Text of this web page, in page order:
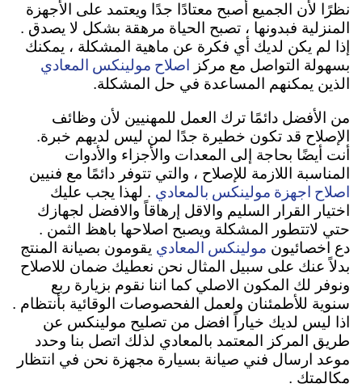
نظرًا لأن الجميع أصبح معتادًا جدًا ويعتمد على الأجهزة
المنزلية فبدونها ، تصبح الحياة مرهقة بشكل لا يصدق .
إذا لم يكن لديك أي فكرة عن ماهية المشكلة ، يمكنك
بسهولة التواصل مع مركز اصلاح مولينكس المعادي
الذين يمكنهم المساعدة في حل المشكلة.
من الأفضل دائمًا ترك العمل للمهنيين لأن وظائف
الإصلاح قد تكون خطيرة جدًا لمن ليس لديهم خبرة.
أنت أيضًا بحاجة إلى المعدات والأجزاء والأدوات
المناسبة اللازمة للإصلاح ، والتي تتوفر دائمًا مع فنيين
اصلاح اجهزة مولينكس بالمعادي . لهذا يجب عليك
اختيار القرار السليم والاقل إرهاقاً والافضل لجهازك
حتي لاتتطور المشكلة ويصبح اصلاحها باهظ الثمن .
دع اخصائيون مولينكس المعادي يقومون بصيانة المنتج
بدلاً عنك على سبيل المثال نحن نعطيك ضمان للاصلاح
ونوفر لك المكون الاصلي كما اننا نقوم بزيارة ربع
سنوية للأطمئنان ولعمل الفحصوصات الوقائية بأنتظام .
اذا ليس لديك خياراً افضل من تصليح مولينكس عن
طريق المركز المعتمد بالمعادي لذلك اتصل بنا وحدد
موعد ارسال فني صيانة بسيارة مجهزة نحن في انتظار
مكالمتك .